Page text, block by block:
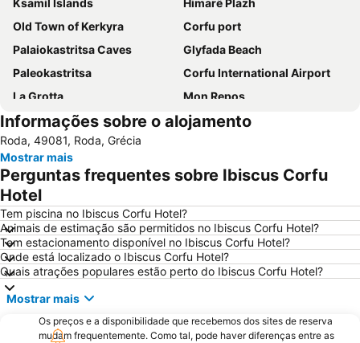
Ksamil Islands
Himarë Plazh
Old Town of Kerkyra
Corfu port
Palaiokastritsa Caves
Glyfada Beach
Paleokastritsa
Corfu International Airport
La Grotta
Mon Repos
Dassia
Porto
Barbati
Agios Gordis
Ipsos
Ionian Academy
Kontogialos Pelekas Beach
Porto Palermo
Sidari
Butrint
Rex
Spianada
Pontikonissi
Plazhi i Borshit
Benitses
Canal d'Amour
Drasti
Informações sobre o alojamento
Roda, 49081, Roda, Grécia
Mostrar mais
Perguntas frequentes sobre Ibiscus Corfu
Hotel
Tem piscina no Ibiscus Corfu Hotel?
Animais de estimação são permitidos no Ibiscus Corfu Hotel?
Tem estacionamento disponível no Ibiscus Corfu Hotel?
Onde está localizado o Ibiscus Corfu Hotel?
Quais atrações populares estão perto do Ibiscus Corfu Hotel?
Mostrar mais
Os preços e a disponibilidade que recebemos dos sites de reserva
mudam frequentemente. Como tal, pode haver diferenças entre as